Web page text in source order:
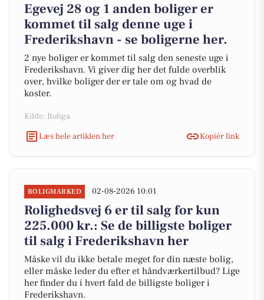
Egevej 28 og 1 anden boliger er
kommet til salg denne uge i
Frederikshavn - se boligerne her.
2 nye boliger er kommet til salg den seneste uge i
Frederikshavn. Vi giver dig her det fulde overblik
over, hvilke boliger der er tale om og hvad de
koster.
Kilde: Boliga
Læs hele artiklen her
Kopiér link
BOLIGMARKED 02-08-2026 10:01
Rolighedsvej 6 er til salg for kun
225.000 kr.: Se de billigste boliger
til salg i Frederikshavn her
Måske vil du ikke betale meget for din næste bolig,
eller måske leder du efter et håndværkertilbud? Lige
her finder du i hvert fald de billigste boliger i
Frederikshavn.